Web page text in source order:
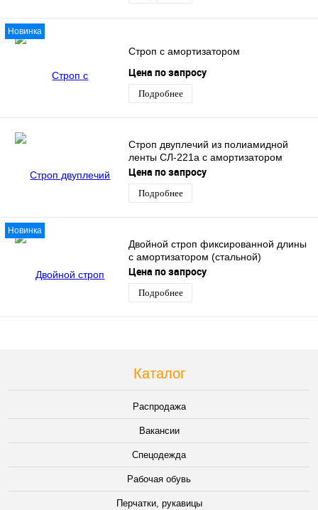
Новинка
Строп с амортизатором
Цена по запросу
Подробнее
Строп двуплечий из полиамидной
ленты СЛ-221а с амортизатором
Цена по запросу
Подробнее
Новинка
Двойной строп фиксированной длины
с амортизатором (стальной)
Цена по запросу
Подробнее
Каталог
Распродажа
Вакансии
Спецодежда
Рабочая обувь
Перчатки, рукавицы